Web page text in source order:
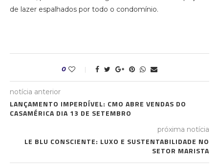
de lazer espalhados por todo o condomínio.
0
notícia anterior
LANÇAMENTO IMPERDÍVEL: CMO ABRE VENDAS DO
CASAMÉRICA DIA 13 DE SETEMBRO
próxima notícia
LE BLU CONSCIENTE: LUXO E SUSTENTABILIDADE NO
SETOR MARISTA